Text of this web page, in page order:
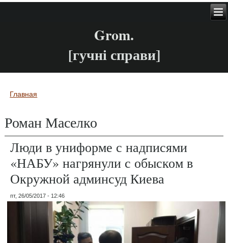
Grom.
[гучні справи]
Вы здесь
Главная
Роман Маселко
Люди в униформе с надписями
«НАБУ» нагрянули с обыском в
Окружной админсуд Киева
пт, 26/05/2017 - 12:46